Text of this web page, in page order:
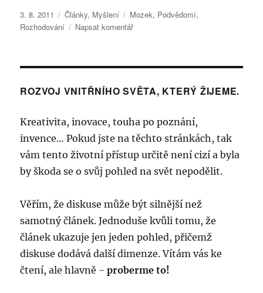
Publikováno:
3. 8. 2011 Rubriky:
Články, Myšlení Štítky:
Mozek, Podvědomí,
Rozhodování
Napsat komentářpro
názvem
zkratky
v
rozhodování
ROZVOJ VNITŘNÍHO SVĚTA, KTERÝ ŽIJEME.
Kreativita, inovace, touha po poznání,
invence… Pokud jste na těchto stránkách, tak
vám tento životní přístup určitě není cizí a byla
by škoda se o svůj pohled na svět nepodělit.
Věřím, že diskuse může být silnější než
samotný článek. Jednoduše kvůli tomu, že
článek ukazuje jen jeden pohled, přičemž
diskuse dodává další dimenze. Vítám vás ke
čtení, ale hlavně -proberme to!